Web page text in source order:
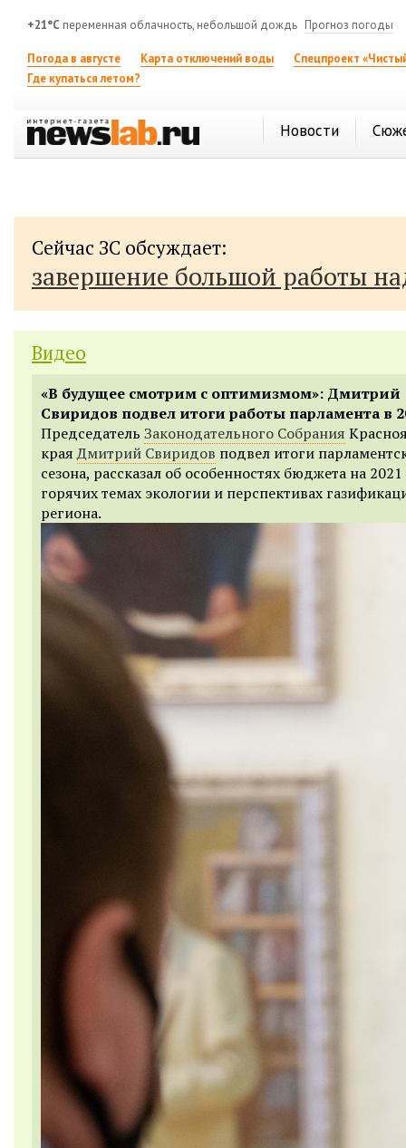
+21°C переменная облачность, небольшой дождь Прогноз погоды
Погода в августе Карта отключений воды
Спецпроект
Где купаться летом?
Новости
Сейчас ЗС обсуждает:
завершение большой работы
Видео
«В будущее смотрим с оптимизмом»: Дмитрий
Свиридов подвел итоги работы парламента в
Председатель Законодательного Собрания
краяДмитрий Свиридов подвел итоги
сезона, рассказал об особенностях бюджета на
горячих темах экологии и перспективах
региона.